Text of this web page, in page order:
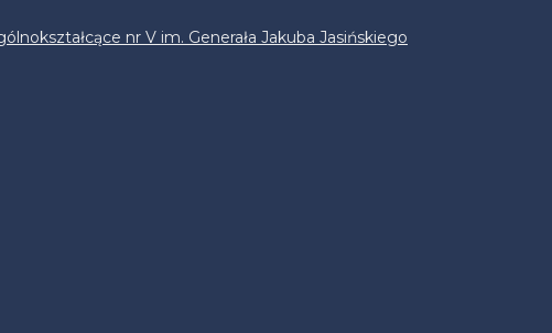
nr V im. Generała Jakuba Jasińskiego